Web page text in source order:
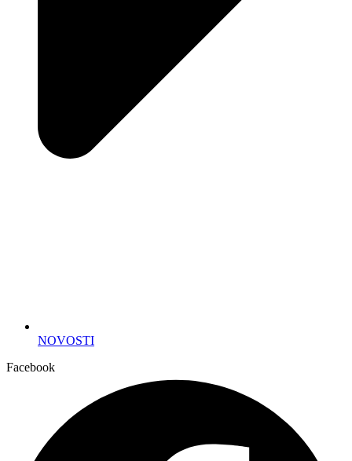
NOVOSTI
Facebook